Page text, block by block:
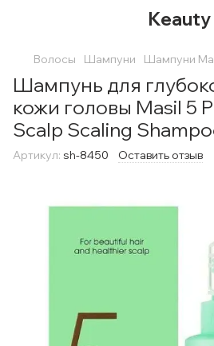
Keauty
Волосы Шампуни Шампуни
Шампунь для
кожи головы Masil 5
Scalp Scaling
Артикул: sh-8450 Оставить отзыв